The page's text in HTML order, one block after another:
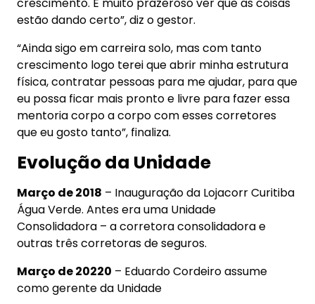
estão dando certo”, diz o gestor.
“Ainda sigo em carreira solo, mas com tanto
crescimento logo terei que abrir minha estrutura
física, contratar pessoas para me ajudar, para que
eu possa ficar mais pronto e livre para fazer essa
mentoria corpo a corpo com esses corretores
que eu gosto tanto”, finaliza.
Evolução da Unidade
Março de 2018 – Inauguração da Lojacorr Curitiba
Água Verde. Antes era uma Unidade
Consolidadora – a corretora consolidadora e
outras três corretoras de seguros.
Março de 20220 – Eduardo Cordeiro assume
como gerente da Unidade